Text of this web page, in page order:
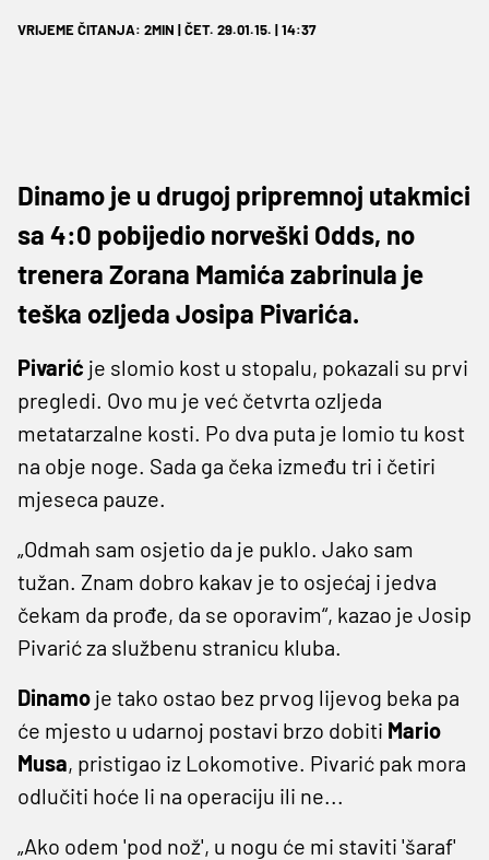
VRIJEME ČITANJA: 2MIN | ČET. 29.01.15. | 14:37
Dinamo je u drugoj pripremnoj utakmici
sa 4:0 pobijedio norveški Odds, no
trenera Zorana Mamića zabrinula je
teška ozljeda Josipa Pivarića.
Pivarić je slomio kost u stopalu, pokazali su prvi
pregledi. Ovo mu je već četvrta ozljeda
metatarzalne kosti. Po dva puta je lomio tu kost
na obje noge. Sada ga čeka između tri i četiri
mjeseca pauze.
„Odmah sam osjetio da je puklo. Jako sam
tužan. Znam dobro kakav je to osjećaj i jedva
čekam da prođe, da se oporavim“, kazao je Josip
Pivarić za službenu stranicu kluba.
Dinamo je tako ostao bez prvog lijevog beka pa
će mjesto u udarnoj postavi brzo dobiti Mario
Musa, pristigao iz Lokomotive. Pivarić pak mora
odlučiti hoće li na operaciju ili ne...
„Ako odem 'pod nož', u nogu će mi staviti 'šaraf'